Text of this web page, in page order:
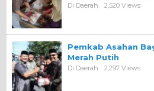
Di Daerah 2,520 Views
Pemkab Asahan
Merah Putih
Di Daerah 2,297 Views